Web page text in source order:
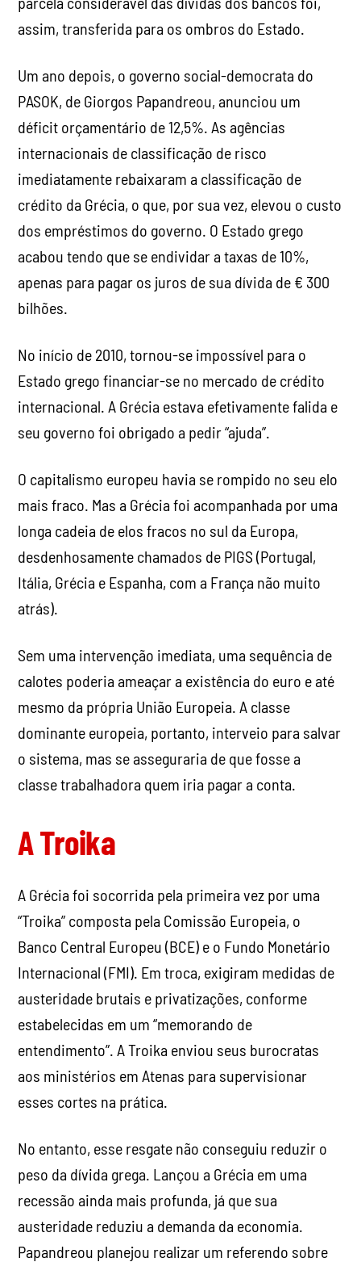
assim, transferida para os ombros do Estado.
Um ano depois, o governo social-democrata do
PASOK, de Giorgos Papandreou, anunciou um
déficit orçamentário de 12,5%. As agências
internacionais de classificação de risco
imediatamente rebaixaram a classificação de
crédito da Grécia, o que, por sua vez, elevou o custo
dos empréstimos do governo. O Estado grego
acabou tendo que se endividar a taxas de 10%,
apenas para pagar os juros de sua dívida de € 300
bilhões.
No início de 2010, tornou-se impossível para o
Estado grego financiar-se no mercado de crédito
internacional. A Grécia estava efetivamente falida e
seu governo foi obrigado a pedir “ajuda”.
O capitalismo europeu havia se rompido no seu elo
mais fraco. Mas a Grécia foi acompanhada por uma
longa cadeia de elos fracos no sul da Europa,
desdenhosamente chamados de PIGS (Portugal,
Itália, Grécia e Espanha, com a França não muito
atrás).
Sem uma intervenção imediata, uma sequência de
calotes poderia ameaçar a existência do euro e até
mesmo da própria União Europeia. A classe
dominante europeia, portanto, interveio para salvar
o sistema, mas se asseguraria de que fosse a
classe trabalhadora quem iria pagar a conta.
A Troika
A Grécia foi socorrida pela primeira vez por uma
“Troika” composta pela Comissão Europeia, o
Banco Central Europeu (BCE) e o Fundo Monetário
Internacional (FMI). Em troca, exigiram medidas de
austeridade brutais e privatizações, conforme
estabelecidas em um “memorando de
entendimento”. A Troika enviou seus burocratas
aos ministérios em Atenas para supervisionar
esses cortes na prática.
No entanto, esse resgate não conseguiu reduzir o
peso da dívida grega. Lançou a Grécia em uma
recessão ainda mais profunda, já que sua
austeridade reduziu a demanda da economia.
Papandreou planejou realizar um referendo sobre